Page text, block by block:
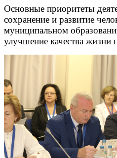
Основные приоритеты
сохранение и развитие
муниципальном
улучшение качества жизни